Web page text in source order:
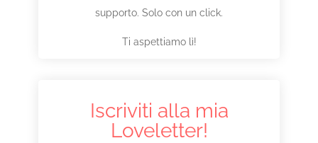
supporto. Solo con un click.
Ti aspettiamo lì!
Iscriviti alla mia
Loveletter!